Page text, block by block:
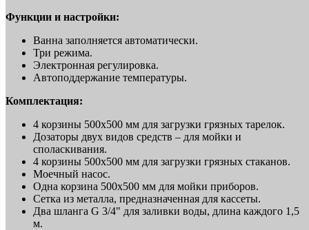
Функции и настройки:
Ванна заполняется автоматически.
Три режима.
Электронная регулировка.
Автоподдержание температуры.
Комплектация:
4 корзины 500х500 мм для загрузки грязных тарелок.
Дозаторы двух видов средств – для мойки и
споласкивания.
4 корзины 500х500 мм для загрузки грязных стаканов.
Моечный насос.
Одна корзина 500х500 мм для мойки приборов.
Сетка из металла, предназначенная для кассеты.
Два шланга G 3/4" для заливки воды, длина каждого 1,5
м.